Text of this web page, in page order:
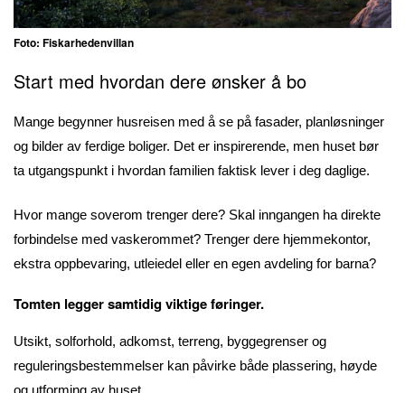
Foto: Fiskarhedenvillan
Start med hvordan dere ønsker å bo
Mange begynner husreisen med å se på fasader, planløsninger
og bilder av ferdige boliger. Det er inspirerende, men huset bør
ta utgangspunkt i hvordan familien faktisk lever i deg daglige.
Hvor mange soverom trenger dere? Skal inngangen ha direkte
forbindelse med vaskerommet? Trenger dere hjemmekontor,
ekstra oppbevaring, utleiedel eller en egen avdeling for barna?
Tomten legger samtidig viktige føringer.
Utsikt, solforhold, adkomst, terreng, byggegrenser og
reguleringsbestemmelser kan påvirke både plassering, høyde
og utforming av huset.